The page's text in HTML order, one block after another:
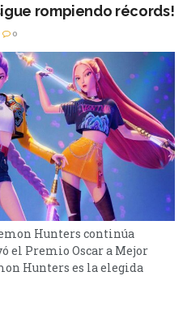
rompiendo récords!
0
Hunters continúa
el Premio Oscar a Mejor
Hunters es la elegida
dentro de los Premios
más exitosas del año